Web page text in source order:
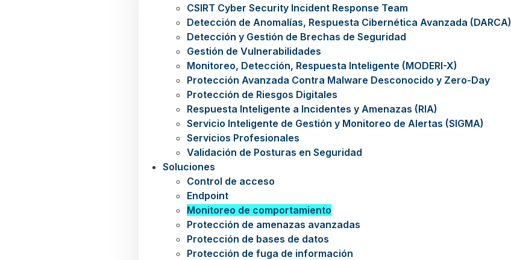
CSIRT Cyber Security Incident Response Team
Detección de Anomalías, Respuesta Cibernética Avanzada (DARCA)
Detección y Gestión de Brechas de Seguridad
Gestión de Vulnerabilidades
Monitoreo, Detección, Respuesta Inteligente (MODERI-X)
Protección Avanzada Contra Malware Desconocido y Zero-Day
Protección de Riesgos Digitales
Respuesta Inteligente a Incidentes y Amenazas (RIA)
Servicio Inteligente de Gestión y Monitoreo de Alertas (SIGMA)
Servicios Profesionales
Validación de Posturas en Seguridad
Soluciones
Control de acceso
Endpoint
Monitoreo de comportamiento
Protección de amenazas avanzadas
Protección de bases de datos
Protección de fuga de información